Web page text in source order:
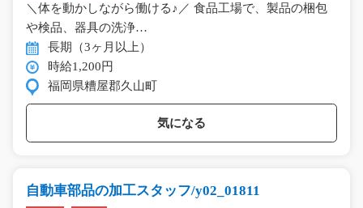
＼体を動かしながら働ける♪／ 食品工場で、製品の梱包
や検品、器具の洗浄…
長期（3ヶ月以上）
時給1,200円
福岡県糟屋郡久山町
気になる
自動車部品の加工スタッフ/y02_01811